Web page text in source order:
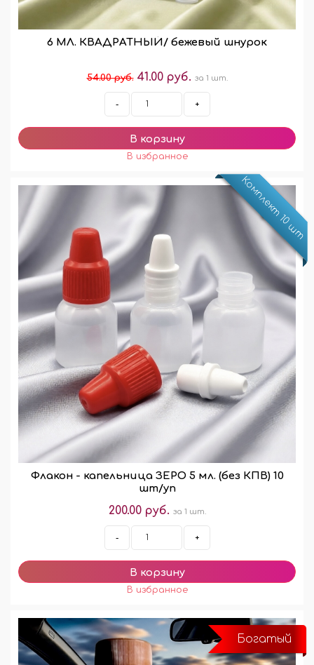
6 МЛ. КВАДРАТНЫЙ/ бежевый шнурок
54.00 руб. 41.00 руб. за 1 шт.
- +
Комплект 10 шт
Флакон - капельница ЗЕРО 5 мл. (без КПВ) 10
шт/уп
200.00 руб. за 1 шт.
- +
Богатый